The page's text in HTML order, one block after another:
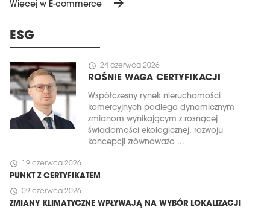
Więcej w E-commerce arrow_forward
ESG
schedule 24 czerwca 2026
ROŚNIE WAGA CERTYFIKACJI
Współczesny rynek nieruchomości
komercyjnych podlega dynamicznym
zmianom wynikającym z rosnącej
świadomości ekologicznej, rozwoju
koncepcji zrównoważo ...
schedule 19 czerwca 2026
PUNKT Z CERTYFIKATEM
schedule 09 czerwca 2026
ZMIANY KLIMATYCZNE WPŁYWAJĄ NA WYBÓR LOKALIZACJI